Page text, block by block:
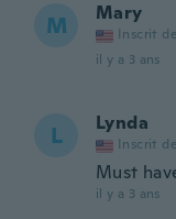
M Mary
Inscrit
il y a 3 ans
L Lynda
Inscrit
Must
il y a 3 ans